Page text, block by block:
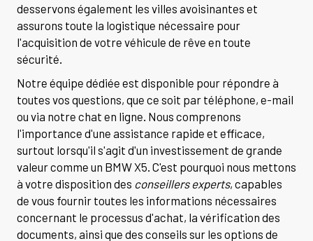
desservons également les villes avoisinantes et
assurons toute la logistique nécessaire pour
l'acquisition de votre véhicule de rêve en toute
sécurité.
Notre équipe dédiée est disponible pour répondre à
toutes vos questions, que ce soit par téléphone, e-mail
ou via notre chat en ligne. Nous comprenons
l'importance d'une assistance rapide et efficace,
surtout lorsqu'il s'agit d'un investissement de grande
valeur comme un BMW X5. C'est pourquoi nous mettons
à votre disposition des conseillers experts, capables
de vous fournir toutes les informations nécessaires
concernant le processus d'achat, la vérification des
documents, ainsi que des conseils sur les options de